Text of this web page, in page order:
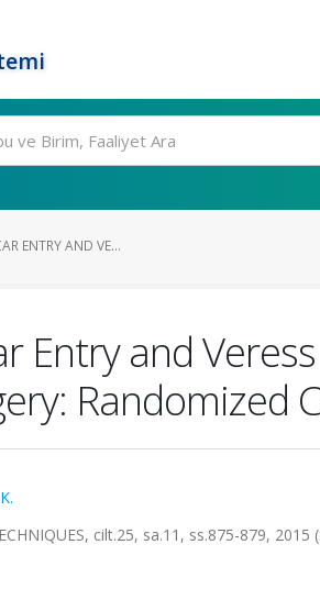
ENTRY AND VE...
Entry and
Randomized
cilt.25, sa.11, ss.875-879, 2015